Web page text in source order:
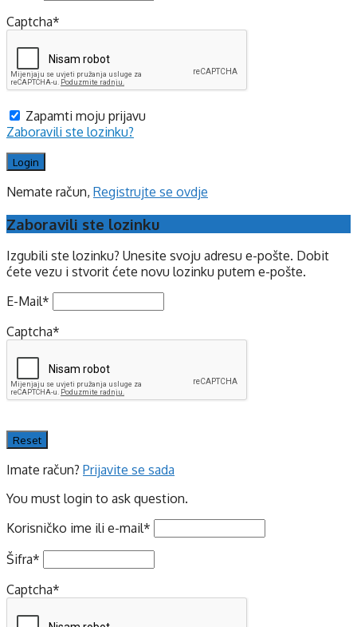
Captcha*
Zapamti moju prijavu
Zaboravili ste lozinku?
Nemate račun, Registrujte se ovdje
Zaboravili ste lozinku
Izgubili ste lozinku? Unesite svoju adresu e-pošte. Dobit
ćete vezu i stvorit ćete novu lozinku putem e-pošte.
E-Mail*
Captcha*
Imate račun? Prijavite se sada
You must login to ask question.
Korisničko ime ili e-mail*
Šifra*
Captcha*